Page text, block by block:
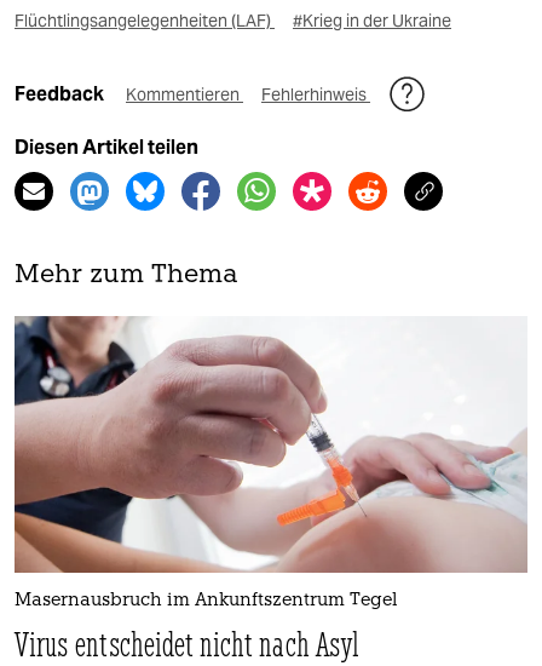
Flüchtlingsangelegenheiten (LAF) #Krieg in der Ukraine
Feedback Kommentieren Fehlerhinweis
Diesen Artikel teilen
Mehr zum Thema
Masernausbruch im Ankunftszentrum Tegel
Virus entscheidet nicht nach Asyl